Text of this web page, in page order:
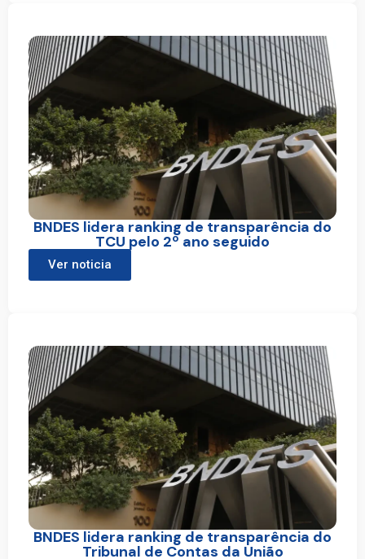
BNDES lidera ranking de transparência do
TCU pelo 2º ano seguido
Ver noticia
BNDES lidera ranking de transparência do
Tribunal de Contas da União